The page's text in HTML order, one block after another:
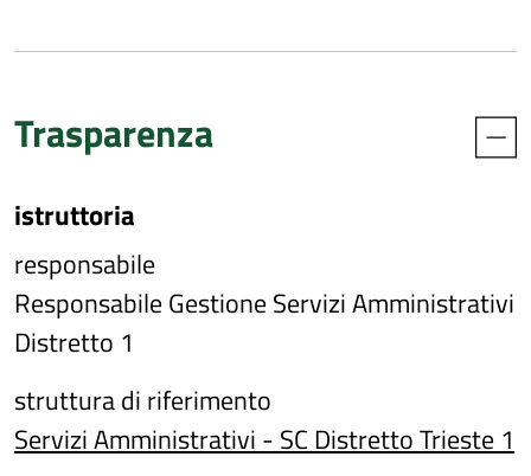
Trasparenza
istruttoria
responsabile
Responsabile Gestione Servizi Amministrativi
Distretto 1
struttura di riferimento
Servizi Amministrativi - SC Distretto Trieste 1